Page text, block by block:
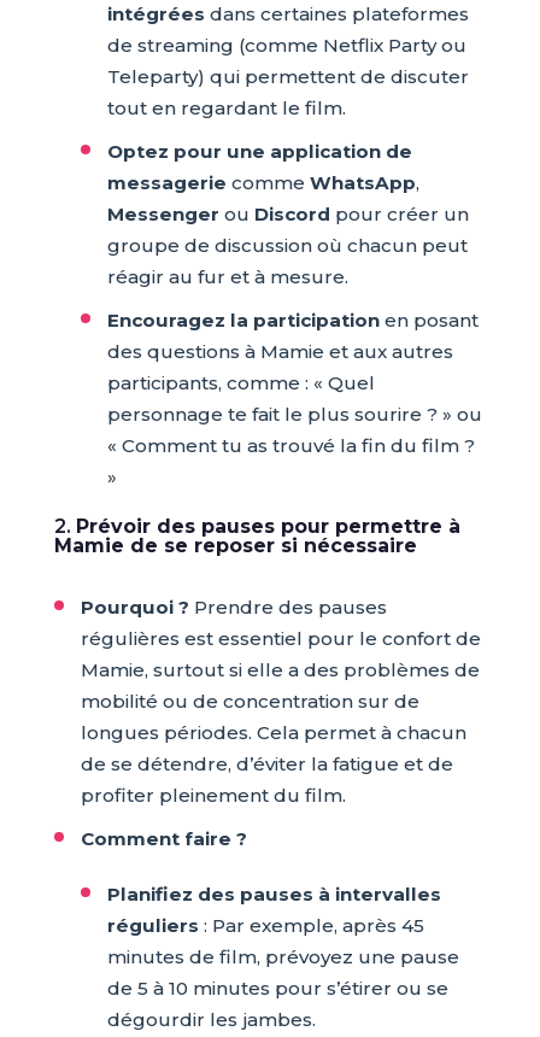
intégrées dans certaines plateformes
de streaming (comme Netflix Party ou
Teleparty) qui permettent de discuter
tout en regardant le film.
Optez pour une application de
messagerie comme WhatsApp,
Messenger ou Discord pour créer un
groupe de discussion où chacun peut
réagir au fur et à mesure.
Encouragez la participationen posant
des questions à Mamie et aux autres
participants, comme : « Quel
personnage te fait le plus sourire ? » ou
« Comment tu as trouvé la fin du film ?
»
2. Prévoir des pauses pour permettre à
Mamie de se reposer si nécessaire
Pourquoi ? Prendre des pauses
régulières est essentiel pour le confort de
Mamie, surtout si elle a des problèmes de
mobilité ou de concentration sur de
longues périodes. Cela permet à chacun
de se détendre, d’éviter la fatigue et de
profiter pleinement du film.
Comment faire ?
Planifiez des pauses à intervalles
réguliers : Par exemple, après 45
minutes de film, prévoyez une pause
de 5 à 10 minutes pour s’étirer ou se
dégourdir les jambes.